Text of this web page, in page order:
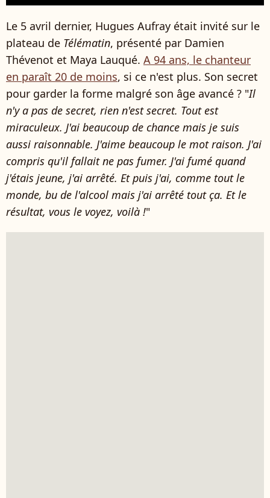
Le 5 avril dernier, Hugues Aufray était invité sur le
plateau de Télématin, présenté par Damien
Thévenot et Maya Lauqué. A 94 ans, le chanteur
en paraît 20 de moins, si ce n'est plus. Son secret
pour garder la forme malgré son âge avancé ? "Il
n'y a pas de secret, rien n'est secret. Tout est
miraculeux. J'ai beaucoup de chance mais je suis
aussi raisonnable. J'aime beaucoup le mot raison. J'ai
compris qu'il fallait ne pas fumer. J'ai fumé quand
j'étais jeune, j'ai arrêté. Et puis j'ai, comme tout le
monde, bu de l'alcool mais j'ai arrêté tout ça. Et le
résultat, vous le voyez, voilà !"